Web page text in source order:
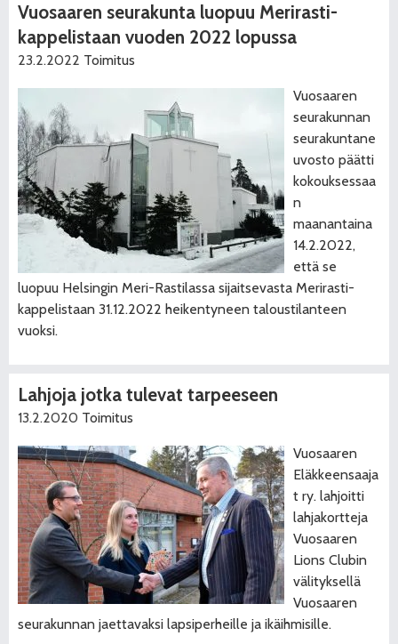
Vuosaaren seurakunta luopuu Merirasti-
kappelistaan vuoden 2022 lopussa
23.2.2022 Toimitus
Vuosaaren
seurakunnan
seurakuntane
uvosto päätti
kokouksessaa
n
maanantaina
14.2.2022,
että se
luopuu Helsingin Meri-Rastilassa sijaitsevasta Merirasti-
kappelistaan 31.12.2022 heikentyneen taloustilanteen
vuoksi.
Lahjoja jotka tulevat tarpeeseen
13.2.2020 Toimitus
Vuosaaren
Eläkkeensaaja
t ry. lahjoitti
lahjakortteja
Vuosaaren
Lions Clubin
välityksellä
Vuosaaren
seurakunnan jaettavaksi lapsiperheille ja ikäihmisille.